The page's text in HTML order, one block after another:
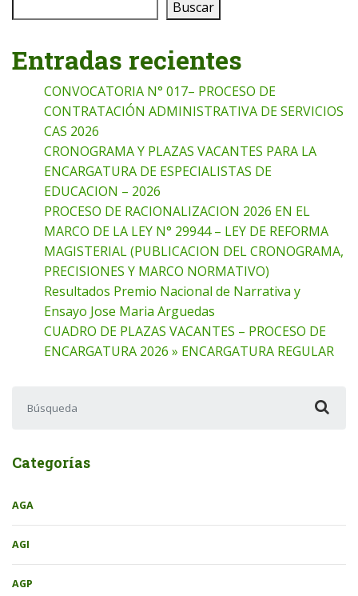
Buscar
Entradas recientes
CONVOCATORIA N° 017– PROCESO DE
CONTRATACIÓN ADMINISTRATIVA DE SERVICIOS
CAS 2026
CRONOGRAMA Y PLAZAS VACANTES PARA LA
ENCARGATURA DE ESPECIALISTAS DE
EDUCACION – 2026
PROCESO DE RACIONALIZACION 2026 EN EL
MARCO DE LA LEY N° 29944 – LEY DE REFORMA
MAGISTERIAL (PUBLICACION DEL CRONOGRAMA,
PRECISIONES Y MARCO NORMATIVO)
Resultados Premio Nacional de Narrativa y
Ensayo Jose Maria Arguedas
CUADRO DE PLAZAS VACANTES – PROCESO DE
ENCARGATURA 2026 » ENCARGATURA REGULAR
Categorías
AGA
AGI
AGP